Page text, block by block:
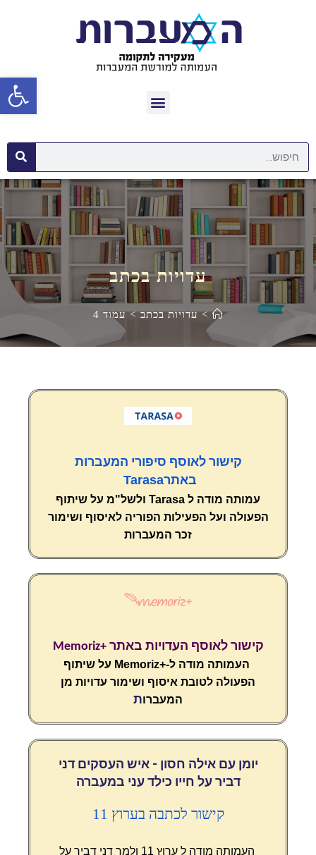
עדויות בכתב
> עדויות בכתב > עמוד 4
קישור לאוסף סיפורי המעברות
באתרTarasa
עמותה מודה ל Tarasa ולשל"מ על שיתוף
הפעולה ועל הפעילות הפוריה לאיסוף ושימור
זכר המעברות
קישור לאוסף העדויות באתר +Memoriz
העמותה מודה ל-+Memoriz על שיתוף
הפעולה לטובת איסוף ושימור עדויות מן
המעברות
יומן עם אילה חסון - איש העסקים דני
דביר על חייו כילד עני במעברה
קישור לכתבה בערוץ 11
העמותה מודה ל ערוץ 11 ולמר דני דביר
על
פתח סרגל נגישות